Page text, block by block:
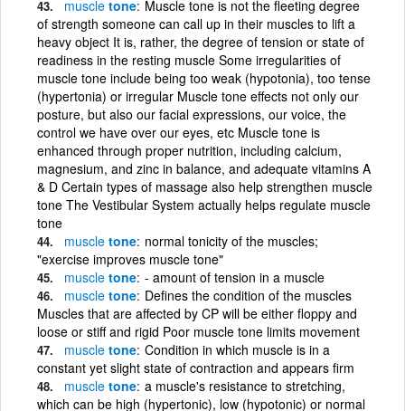
muscle tone Muscle tone is not the fleeting degree
of strength someone can call up in their muscles to lift a
heavy object It is, rather, the degree of tension or state of
readiness in the resting muscle Some irregularities of
muscle tone include being too weak (hypotonia), too tense
(hypertonia) or irregular Muscle tone effects not only our
posture, but also our facial expressions, our voice, the
control we have over our eyes, etc Muscle tone is
enhanced through proper nutrition, including calcium,
magnesium, and zinc in balance, and adequate vitamins A
& D Certain types of massage also help strengthen muscle
tone The Vestibular System actually helps regulate muscle
tone
muscle tone normal tonicity of the muscles;
"exercise improves muscle tone"
muscle tone - amount of tension in a muscle
muscle tone Defines the condition of the muscles
Muscles that are affected by CP will be either floppy and
loose or stiff and rigid Poor muscle tone limits movement
muscle tone Condition in which muscle is in a
constant yet slight state of contraction and appears firm
muscle tone a muscle's resistance to stretching,
which can be high (hypertonic), low (hypotonic) or normal